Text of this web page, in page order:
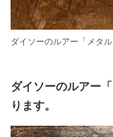
ダイソーのルアー「メタル
ダイソーのルアー
ります。